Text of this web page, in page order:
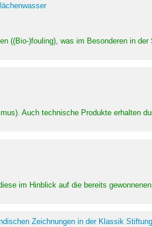
((Bio-)fouling), was im Besonderen in
Auch technische Produkte erhalten
im Hinblick auf die bereits
Zeichnungen in der Klassik